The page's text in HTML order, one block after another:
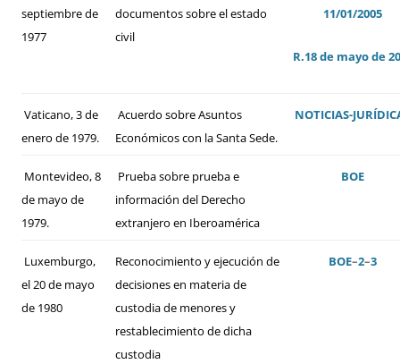
septiembre de
1977
documentos sobre el estado
civil
11/01/2005
R.18 de mayo de
Vaticano, 3 de
enero de 1979.
Acuerdo sobre Asuntos
Económicos con la Santa Sede.
NOTICIAS-
Montevideo, 8
de mayo de
1979.
Prueba sobre prueba e
información del Derecho
extranjero en Iberoamérica
BOE
Luxemburgo,
el 20 de mayo
de 1980
Reconocimiento y ejecución de
decisiones en materia de
custodia de menores y
restablecimiento de dicha
custodia
BOE–2–3